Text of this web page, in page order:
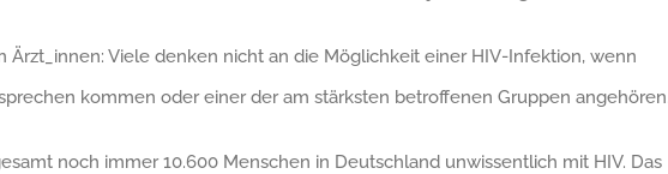
Ärzt_innen: Viele denken nicht an die Möglichkeit einer HIV-Infektion, wenn
kommen oder einer der am stärksten betroffenen Gruppen
noch immer 10.600 Menschen in Deutschland unwissentlich mit HIV. Das